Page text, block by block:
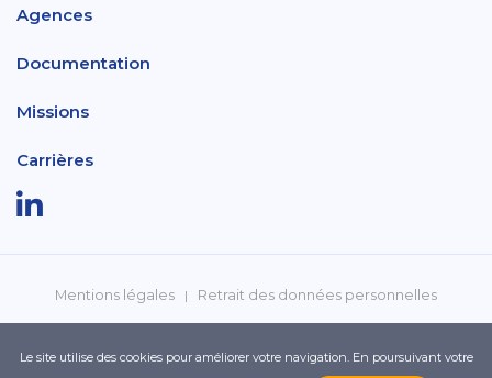
Agences
Documentation
Missions
Carrières
Mentions légales Retrait des données personnelles
Le site utilise des cookies pour améliorer votre navigation. En poursuivant votre